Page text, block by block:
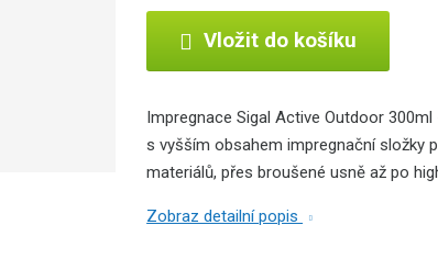
Vložit do košíku
Impregnace Sigal Active Outdoor
s vyšším obsahem impregnační složky
materiálů, přes broušené usně až po
Zobraz detailní popis